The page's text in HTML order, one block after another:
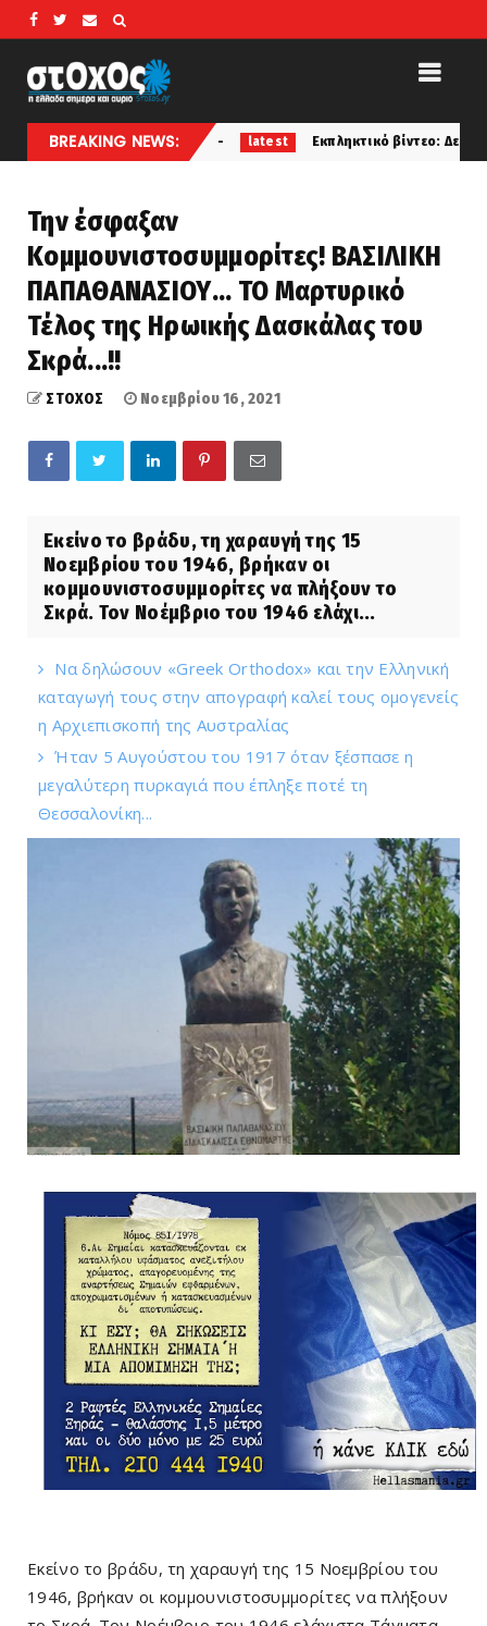
BREAKING NEWS:
κάτοικος latest Εκπληκτικό βίντεο: Δείτε πώς θα είναι η Γη
Την έσφαξαν
Κομμουνιστοσυμμορίτες! ΒΑΣΙΛΙΚΗ
ΠΑΠΑΘΑΝΑΣΙΟΥ... ΤΟ Μαρτυρικό
Τέλος της Ηρωικής Δασκάλας του
Σκρά...!!
ΣΤΟΧΟΣ Νοεμβρίου 16, 2021
Εκείνο το βράδυ, τη χαραυγή της 15
Νοεμβρίου του 1946, βρήκαν οι
κομμουνιστοσυμμορίτες να πλήξουν το
Σκρά. Τον Νοέμβριο του 1946 ελάχι...
Να δηλώσουν «Greek Orthodox» και την Ελληνική
καταγωγή τους στην απογραφή καλεί τους ομογενείς
η Αρχιεπισκοπή της Αυστραλίας
Ήταν 5 Αυγούστου του 1917 όταν ξέσπασε η
μεγαλύτερη πυρκαγιά που έπληξε ποτέ τη
Θεσσαλονίκη...
Εκείνο το βράδυ, τη χαραυγή της 15 Νοεμβρίου του
1946, βρήκαν οι κομμουνιστοσυμμορίτες να πλήξουν